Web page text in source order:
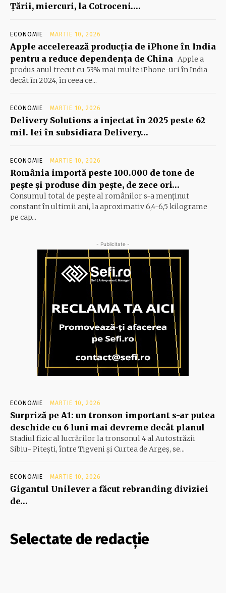
Ţării, miercuri, la Cotroceni….
ECONOMIE MARTIE 10, 2026
Apple accelerează producția de iPhone în India
pentru a reduce dependența de China Apple a
produs anul trecut cu 53% mai multe iPhone-uri în India
decât în 2024, în ceea ce...
ECONOMIE MARTIE 10, 2026
Delivery Solutions a injectat în 2025 peste 62
mil. lei în subsidiara Delivery…
ECONOMIE MARTIE 10, 2026
România importă peste 100.000 de tone de
peşte şi produse din peşte, de zece ori…
Consumul total de peşte al ro­mâ­nilor s-a menţinut
constant în ul­timii ani, la aproximativ 6,4-6,5 ki­lograme
pe cap...
- Publicitate -
ECONOMIE MARTIE 10, 2026
Surpriză pe A1: un tronson important s-ar putea
deschide cu 6 luni mai devreme decât planul
Stadiul fizic al lucrărilor la tronsonul 4 al Autostrăzii
Sibiu- Piteşti, între Tigveni şi Curtea de Argeş, se...
ECONOMIE MARTIE 10, 2026
Gigantul Unilever a făcut rebranding diviziei
de…
Selectate de redacție